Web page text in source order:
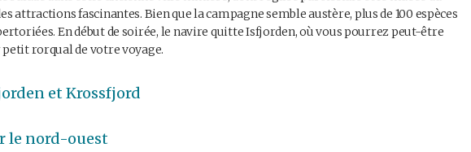
attractions fascinantes. Bien que la campagne semble austère, plus de 100 espèces
En début de soirée, le navire quitte Isfjorden, où vous pourrez peut-être
rorqual de votre voyage.
et Krossfjord
le nord-ouest